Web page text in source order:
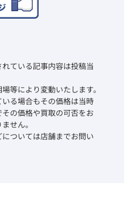
ている記事内容は投稿当
等により変動いたします。
る場合もその価格は当時
の価格や買取の可否をお
せん。
ついては店舗までお問い